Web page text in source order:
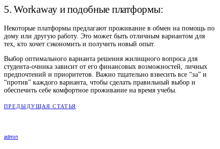
5. Workaway и подобные платформы:
Некоторые платформы предлагают проживание в обмен на помощь по
дому или другую работу. Это может быть отличным вариантом для
тех, кто хочет сэкономить и получить новый опыт.
Выбор оптимального варианта решения жилищного вопроса для
студента-очника зависит от его финансовых возможностей, личных
предпочтений и приоритетов. Важно тщательно взвесить все “за” и
“против” каждого варианта, чтобы сделать правильный выбор и
обеспечить себе комфортное проживание на время учебы.
ПРЕДЫДУЩАЯ СТАТЬЯ
admin